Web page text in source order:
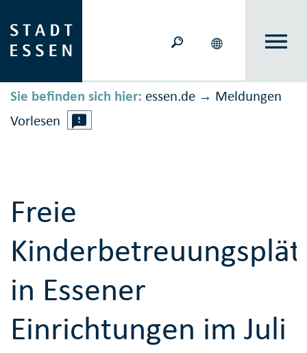
Sie befinden sich hier: essen.de → Meldungen
Vorlesen
Freie
in Essener
Einrichtungen im Juli